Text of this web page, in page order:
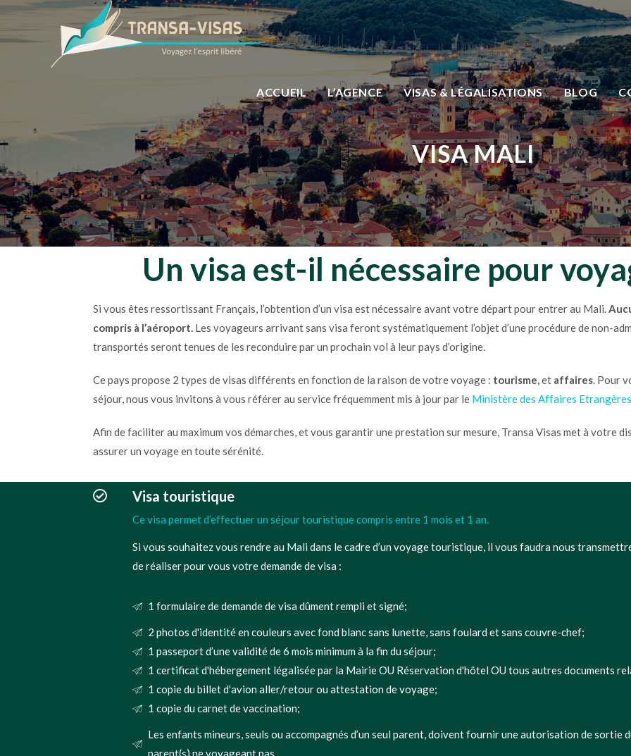
ACCUEIL L’AGENCE VISAS & LÉGALISATIONS BLOG
VISA MALI
Un visa est-il nécessaire pour
Si vous êtes ressortissant Français, l’obtention d’un visa est nécessaire avant votre départ pour entrer au Mali.
compris à l’aéroport. Les voyageurs arrivant sans visa feront systématiquement l’objet d’une procédure de non-
transportés seront tenues de les reconduire par un prochain vol à leur pays d’origine.
Ce pays propose 2 types de visas différents en fonction de la raison de votre voyage : tourisme,et affaires. Pour
séjour, nous vous invitons à vous référer au service fréquemment mis à jour par le Ministère des Affaires Etrangères
Afin de faciliter au maximum vos démarches, et vous garantir une prestation sur mesure, Transa Visas met à votre
assurer un voyage en toute sérénité.
Visa touristique
Ce visa permet d’effectuer un séjour touristique compris entre 1 mois et 1 an.
Si vous souhaitez vous rendre au Mali dans le cadre d’un voyage touristique, il vous faudra nous
de réaliser pour vous votre demande de visa :
1 formulaire de demande de visa dûment rempli et signé;
2 photos d'identité en couleurs avec fond blanc sans lunette, sans foulard et sans couvre-chef;
1 passeport d’une validité de 6 mois minimum à la fin du séjour;
1 certificat d'hébergement légalisée par la Mairie OU Réservation d'hôtel OU tous autres documents
1 copie du billet d'avion aller/retour ou attestation de voyage;
1 copie du carnet de vaccination;
Les enfants mineurs, seuls ou accompagnés d’un seul parent, doivent fournir une autorisation de sortie
parent(s) ne voyageant pas.